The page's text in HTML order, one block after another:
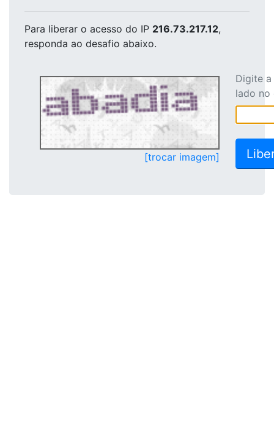
Para liberar o acesso do IP 216.73.217.12,
responda ao desafio abaixo.
[trocar imagem]
Digite
lado no